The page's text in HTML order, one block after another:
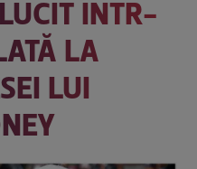
ÎNTR-
LA
LUI